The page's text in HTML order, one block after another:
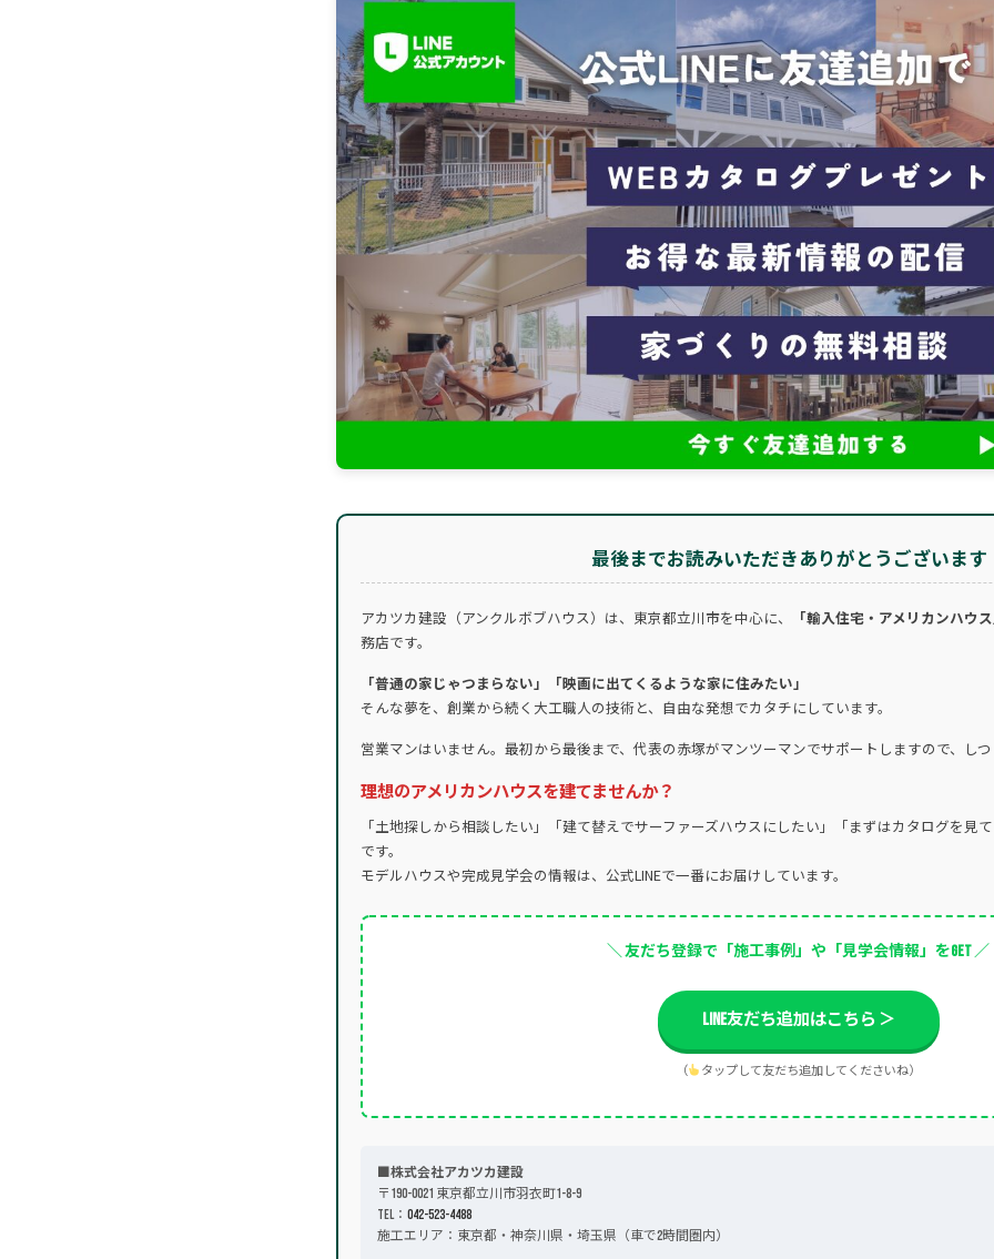
最後までお読みいただきありがとうございます
アカツカ建設（アンクルボブハウス）は、東京都立川市を中心に、
「輸入住宅・アメリカンハウ
務店です。
「普通の家じゃつまらない」「映画に出てくるような家に住みたい」
そんな夢を、創業から続く大工職人の技術と、自由な発想でカタチにしています。
営業マンはいません。最初から最後まで、代表の赤塚がマンツーマンでサポートしますので、し
理想のアメリカンハウスを建てませんか？
「土地探しから相談したい」「建て替えでサーファーズハウスにしたい」「まずはカタログを見
です。
モデルハウスや完成見学会の情報は、公式LINEで一番にお届けしています。
＼ 友だち登録で「施工事例」や「見学会情報」をGET ／
LINE友だち追加はこちら ＞
（ タップして友だち追加してくださいね）
■株式会社アカツカ建設
〒190-0021 東京都立川市羽衣町1-8-9
TEL： 042-523-4488
施工エリア：東京都・神奈川県・埼玉県（車で2時間圏内）